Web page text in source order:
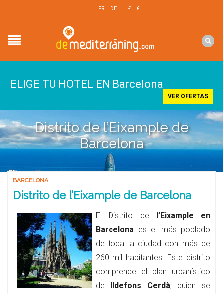
FR DE £ €
ELIGE TU HOTEL EN Barcelona
VER OFERTAS
Distrito de l’Eixample de
Barcelona
BARCELONA
Distrito de l’Eixample de Barcelona
El Distrito de l’Eixample en
Barcelona es el más poblado
de toda la ciudad con más de
260 mil habitantes. Este distrito
comprende el plan urbanístico
de Ildefons Cerdà, quien se